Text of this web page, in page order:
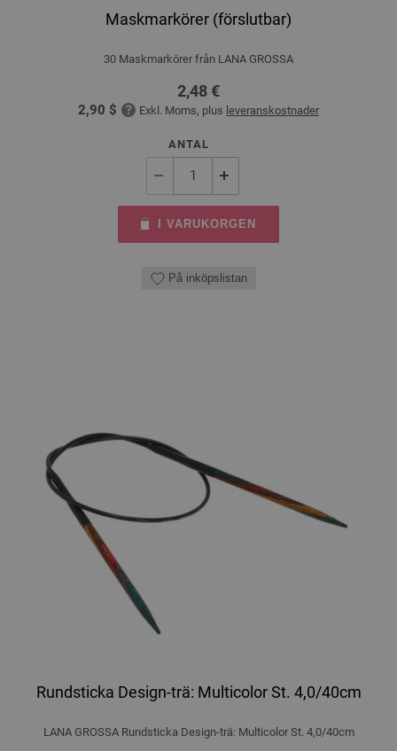
Maskmarkörer (förslutbar)
30 Maskmarkörer från LANA GROSSA
2,48 €
2,90 $ Exkl. Moms, plus leveranskostnader
ANTAL
I VARUKORGEN
På inköpslistan
Rundsticka Design-trä: Multicolor St. 4,0/40cm
LANA GROSSA Rundsticka Design-trä: Multicolor St. 4,0/40cm